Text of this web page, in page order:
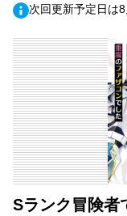
次回更新予定日は
Sランク冒険者